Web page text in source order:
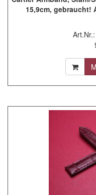
15,9cm, gebraucht!